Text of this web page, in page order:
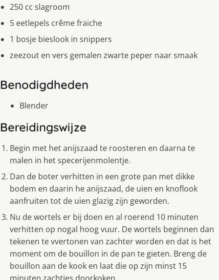
250 cc slagroom
5 eetlepels crême fraiche
1 bosje bieslook in snippers
zeezout en vers gemalen zwarte peper naar smaak
Benodigdheden
Blender
Bereidingswijze
Begin met het anijszaad te roosteren en daarna te
malen in het specerijenmolentje.
Dan de boter verhitten in een grote pan met dikke
bodem en daarin he anijszaad, de uien en knoflook
aanfruiten tot de uien glazig zijn geworden.
Nu de wortels er bij doen en al roerend 10 minuten
verhitten op nogal hoog vuur. De wortels beginnen dan
tekenen te vvertonen van zachter worden en dat is het
moment om de bouillon in de pan te gieten. Breng de
bouillon aan de kook en laat die op zijn minst 15